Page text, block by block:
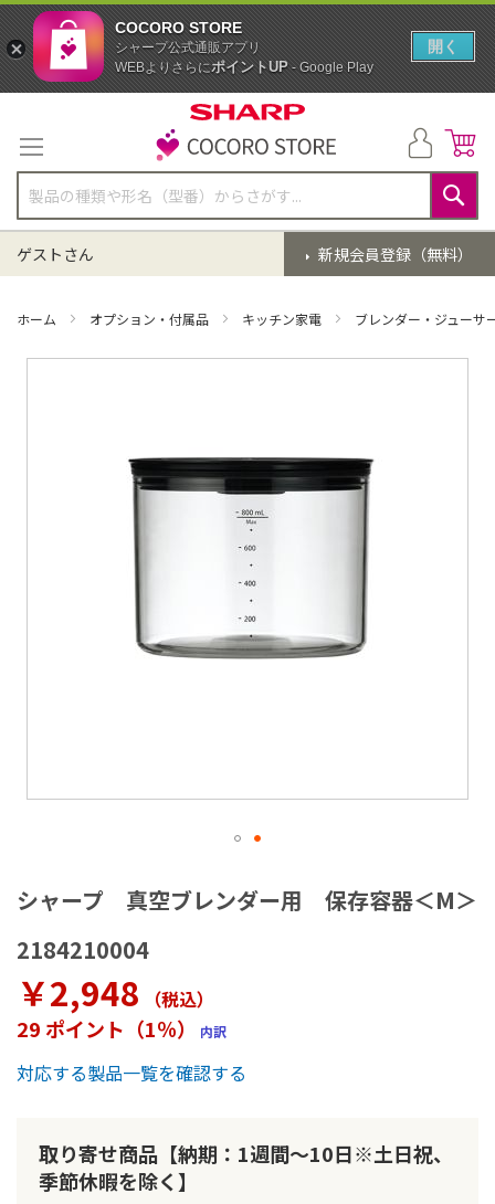
テ
ン
ツ
に
ス
キ
ッ
検
索
新規会員登録（無料）
ゲストさん
ホーム オプション・付属品 キッチン家電 ブレンダー・ジューサ
シャープ 真空ブレンダー用 保存容器＜M＞
2184210004
￥2,948 （税込）
29 ポイント（1％） 内訳
対応する製品一覧を確認する
取り寄せ商品【納期：1週間～10日※土日祝、
季節休暇を除く】
メ
ー
ギ
ャ
ラ
リ
ー
の
最
移
動
COCORO STORE
シャープ公式通販アプリ
WEBよりさらにポイントUP- Google Play
開く